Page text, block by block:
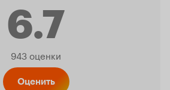
6.7
Рейтинг
943 оценки
Оценить